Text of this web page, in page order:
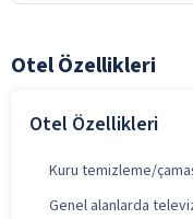
Otel Özellikleri
Otel Özellikleri
Kuru temizleme/
Genel alanlarda